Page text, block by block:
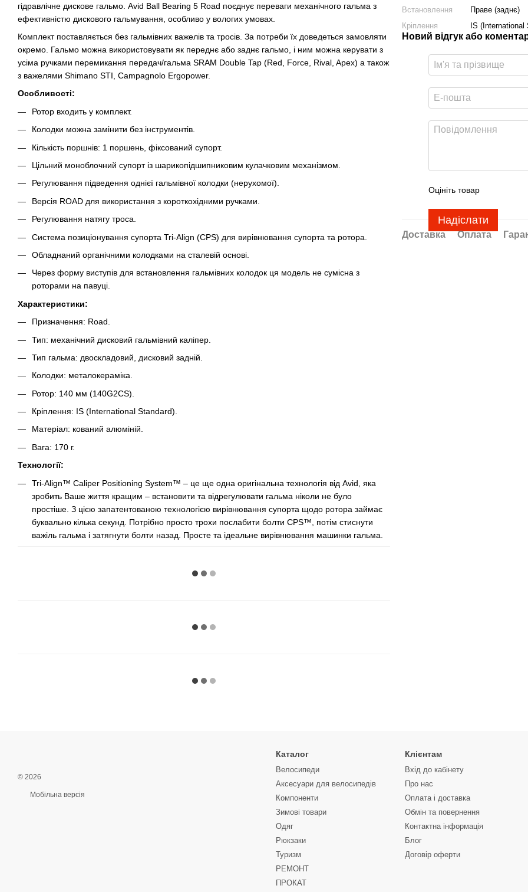
гідравлічне дискове гальмо. Avid Ball Bearing 5 Road поєднує переваги механічного гальма з
ефективністю дискового гальмування, особливо у вологих умовах.
Комплект поставляється без гальмівних важелів та тросів. За потреби їх доведеться замовляти
окремо. Гальмо можна використовувати як переднє або заднє гальмо, і ним можна керувати з
усіма ручками перемикання передач/гальма SRAM Double Tap (Red, Force, Rival, Apex) а також
з важелями Shimano STI, Campagnolo Ergopower.
Особливості:
Ротор входить у комплект.
Колодки можна замінити без інструментів.
Кількість поршнів: 1 поршень, фіксований супорт.
Цільний моноблочний супорт із шарикопідшипниковим кулачковим механізмом.
Регулювання підведення однієї гальмівної колодки (нерухомої).
Версія ROAD для використання з короткохідними ручками.
Регулювання натягу троса.
Система позиціонування супорта Tri-Align (CPS) для вирівнювання супорта та ротора.
Обладнаний органічними колодками на сталевій основі.
Через форму виступів для встановлення гальмівних колодок ця модель не сумісна з
роторами на павуці.
Характеристики:
Призначення: Road.
Тип: механічний дисковий гальмівний каліпер.
Тип гальма: двоскладовий, дисковий задній.
Колодки: металокераміка.
Ротор: 140 мм (140G2CS).
Кріплення: IS (International Standard).
Матеріал: кований алюміній.
Вага: 170 г.
Технології:
Tri-Align™ Caliper Positioning System™ – це ще одна оригінальна технологія від Avid, яка
зробить Ваше життя кращим – встановити та відрегулювати гальма ніколи не було
простіше. З цією запатентованою технологією вирівнювання супорта щодо ротора займає
буквально кілька секунд. Потрібно просто трохи послабити болти CPS™, потім стиснути
важіль гальма і затягнути болти назад. Просте та ідеальне вирівнювання машинки гальма.
Встановлення
Праве (заднє)
Кріплення
IS (International
Новий відгук або
Оцініть товар
Надіслати
Доставка Оплата
© 2026
Мобільна версія
Каталог
Велосипеди
Аксесуари для велосипедів
Компоненти
Зимові товари
Одяг
Рюкзаки
Туризм
РЕМОНТ
ПРОКАТ
Клієнтам
Вхід до кабінету
Про нас
Оплата і доставка
Обмін та повернення
Контактна інформація
Блог
Договір оферти